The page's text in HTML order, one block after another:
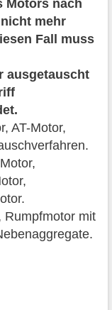
Motors nach
mehr
Fall muss
ausgetauscht
AT-Motor,
Rumpfmotor mit